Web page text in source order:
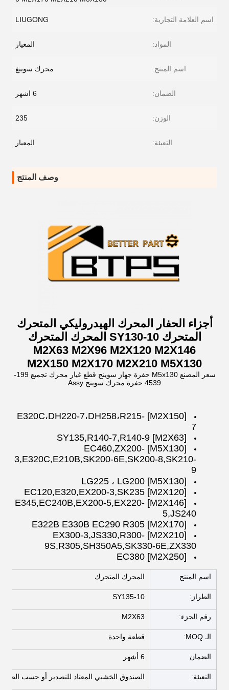
اسم العلامة التجارية: LIUGONG
المواد: المعيار
اسم المنتج: محرك سوينغ
الضمان: 6 اشهر
الوزن: 235
التعبئة: المعيار
وصف المنتج
أجزاء الحفار المحرك الهيدروليكي المتحرك
المتحرك SY130-10 المحرك المتحرك
M2X63 M2X96 M2X120 M2X146
M2X150 M2X170 M2X210 M5X130
سعر المصنع M5x130 حفرة جهاز سوينج قطع غيار محرك تجميع 199-
4539 حفرة محرك سوينج Assy
[M2X150] E320C،DH220-7،DH258،R215-
7
[M2X63] SY135,R140-7,R140-9
[M5X130] EC460,ZX200-
3,E320C,E210B,SK200-6E,SK200-8,SK210-
9
[M5X130] LG225 ، LG200
[M2X120] EC120,E320,EX200-3,SK235
[M2X146] E345,EC240B,EX200-5,EX220-
5,JS240
[M2X170] E322B E330B EC290 R305
[M2X210] EX300-3,JS330,R300-
9S,R305,SH350A5,SK330-6E,ZX330
[M2X250] EC380
اسم المنتج المحرك المتحرك
الطراز: SY135-10
رقم الجزء: M2X63
الـ MOQ: قطعة واحدة
الضمان 6 أشهر
التعبئة: الصندوق الخشبي المعتاد للتصدير أو حسب